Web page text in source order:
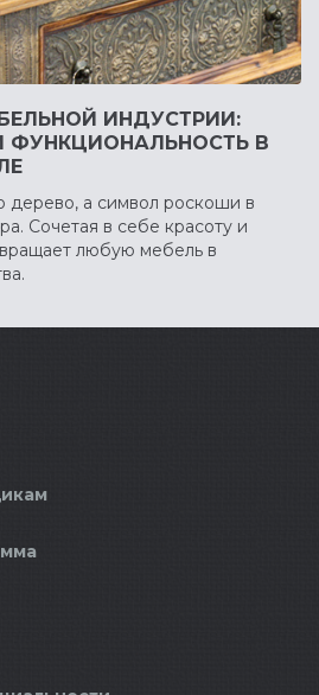
ИНДУСТРИИ:
ФУНКЦИОНАЛЬНОСТЬ В
дерево, а символ роскоши в
Сочетая в себе красоту и
любую мебель в